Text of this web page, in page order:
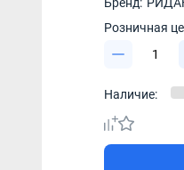
Розничная
Наличие: